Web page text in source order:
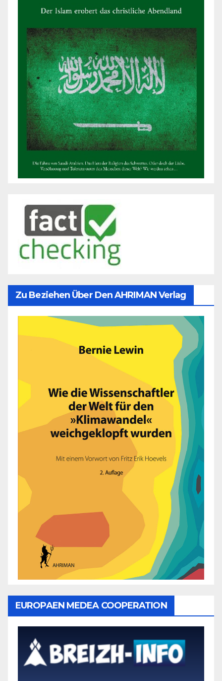
Zu Beziehen Über Den AHRIMAN Verlag
EUROPAEN MEDEA COOPERATION